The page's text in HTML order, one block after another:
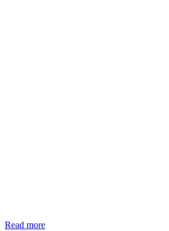
Read more